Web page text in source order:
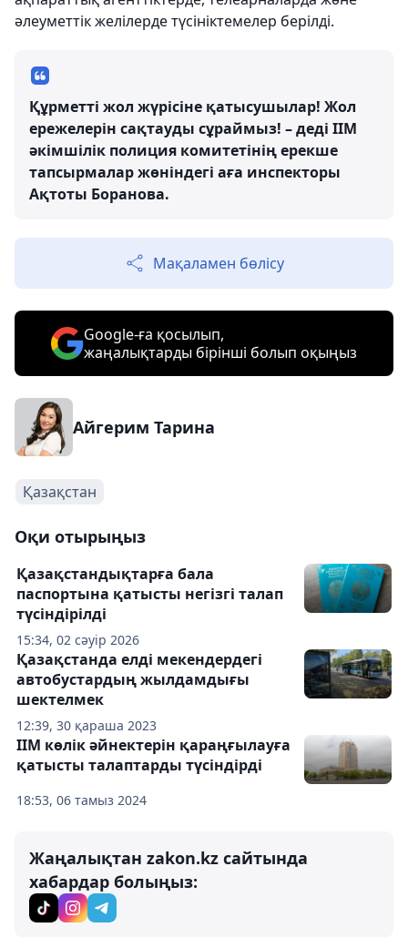
әлеуметтік желілерде түсініктемелер берілді.
Құрметті жол жүрісіне қатысушылар! Жол
ережелерін сақтауды сұраймыз! – деді ІІМ
әкімшілік полиция комитетінің ерекше
тапсырмалар жөніндегі аға инспекторы
Ақтоты Боранова.
Мақаламен бөлісу
Google-ға қосылып,
жаңалықтарды бірінші болып оқыңыз
Айгерим Тарина
Қазақстан
Оқи отырыңыз
15:34, 02 сәуір 2026
Қазақстандықтарға бала
паспортына қатысты негізгі талап
түсіндірілді
12:39, 30 қараша 2023
Қазақстанда елді мекендердегі
автобустардың жылдамдығы
шектелмек
18:53, 06 тамыз 2024
ІІМ көлік әйнектерін қараңғылауға
қатысты талаптарды түсіндірді
Жаңалықтан zakon.kz сайтында
хабардар болыңыз: